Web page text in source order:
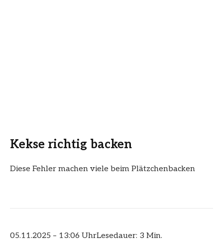
Kekse richtig backen
Diese Fehler machen viele beim Plätzchenbacken
05.11.2025 – 13:06 UhrLesedauer: 3 Min.